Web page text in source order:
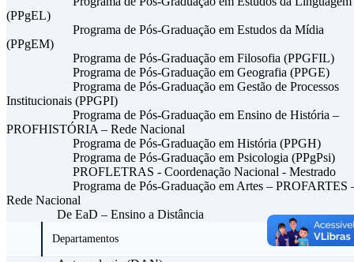
(PPgEL)
Programa de Pós-Graduação em Estudos da Mídia
(PPgEM)
Programa de Pós-Graduação em Filosofia (PPGFIL)
Programa de Pós-Graduação em Geografia (PPGE)
Programa de Pós-Graduação em Gestão de Processos
Institucionais (PPGPI)
Programa de Pós-Graduação em Ensino de História –
PROFHISTÓRIA – Rede Nacional
Programa de Pós-Graduação em História (PPGH)
Programa de Pós-Graduação em Psicologia (PPgPsi)
PROFLETRAS - Coordenação Nacional - Mestrado
Programa de Pós-Graduação em Artes – PROFARTES
Rede Nacional
De EaD – Ensino a Distância
Departamentos